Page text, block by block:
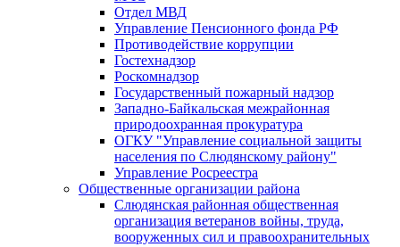
Отдел МВД
Управление Пенсионного фонда РФ
Противодействие коррупции
Гостехнадзор
Роскомнадзор
Государственный пожарный надзор
Западно-Байкальская межрайонная
природоохранная прокуратура
ОГКУ "Управление социальной защиты
населения по Слюдянскому району"
Управление Росреестра
Общественные организации района
Слюдянская районная общественная
организация ветеранов войны, труда,
вооруженных сил и правоохранительных